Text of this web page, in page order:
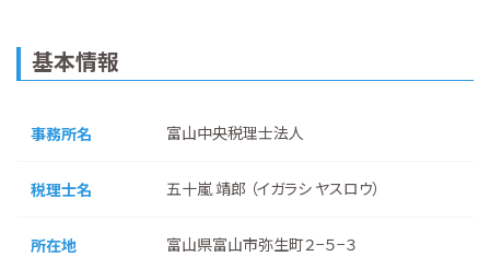
基本情報
事務所名 富山中央税理士法人
税理士名 五十嵐 靖郎 （イガラシ ヤスロウ）
所在地 富山県富山市弥生町２−５−３